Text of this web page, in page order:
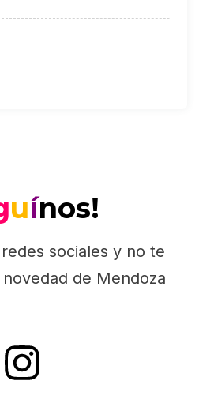
uínos!
sociales y no te
de Mendoza